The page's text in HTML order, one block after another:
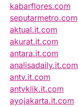
kabarflores.com
seputarmetro.com
aktual.it.com
akurat.it.com
antara.it.com
analisadaily.it.com
antv.it.com
antvklik.it.com
ayojakarta.it.com